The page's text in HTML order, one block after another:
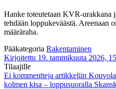
Hanke toteutetaan KVR-urakkana
tehdään loppukeväästä. Areenaan
määräraha.
Pääkategoria Rakentaminen
Kirjoitettu 19. tammikuuta 2026,
Tilaajille
Ei kommentteja artikkeliin
kolmen kisa – loppusuoralla